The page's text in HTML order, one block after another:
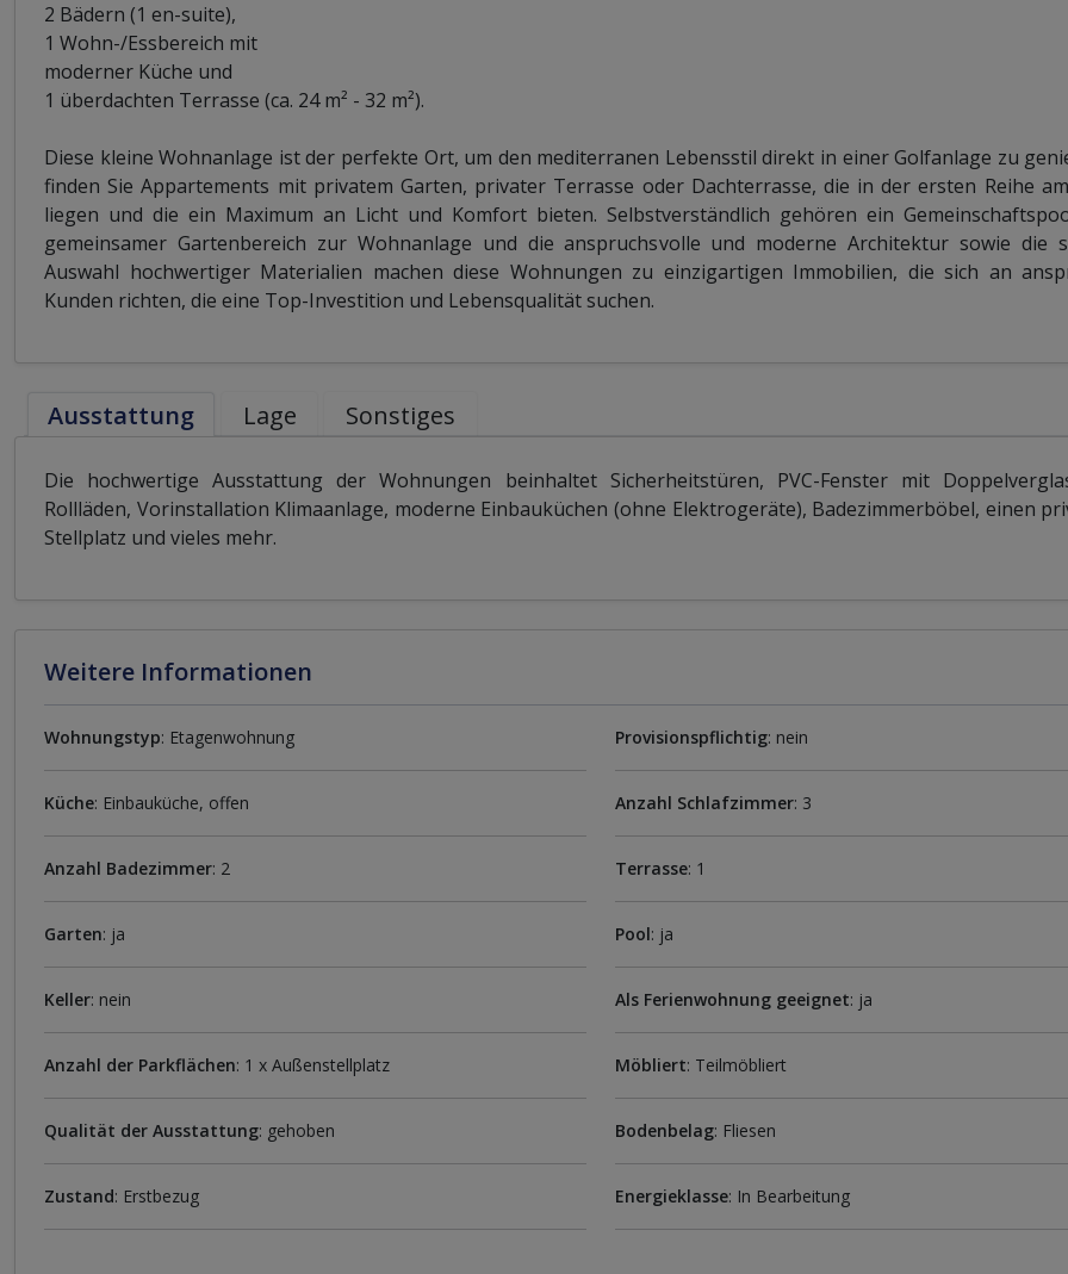
2 Bädern (1 en-suite),
1 Wohn-/Essbereich mit
moderner Küche und
1 überdachten Terrasse (ca. 24 m² - 32 m²).
Diese kleine Wohnanlage ist der perfekte Ort, um den mediterranen Lebensstil direkt in einer Golfanlage zu
finden Sie Appartements mit privatem Garten, privater Terrasse oder Dachterrasse, die in der ersten Reihe
liegen und die ein Maximum an Licht und Komfort bieten. Selbstverständlich gehören ein
gemeinsamer Gartenbereich zur Wohnanlage und die anspruchsvolle und moderne Architektur sowie die
Auswahl hochwertiger Materialien machen diese Wohnungen zu einzigartigen Immobilien, die sich an
Kunden richten, die eine Top-Investition und Lebensqualität suchen.
Ausstattung Lage Sonstiges
Die hochwertige Ausstattung der Wohnungen beinhaltet Sicherheitstüren, PVC-Fenster mit
Rollläden, Vorinstallation Klimaanlage, moderne Einbauküchen (ohne Elektrogeräte), Badezimmerböbel, einen
Stellplatz und vieles mehr.
Weitere Informationen
Wohnungstyp: Etagenwohnung Provisionspflichtig: nein
Küche: Einbauküche, offen Anzahl Schlafzimmer: 3
Anzahl Badezimmer: 2 Terrasse: 1
Garten: ja Pool: ja
Keller: nein Als Ferienwohnung geeignet: ja
Anzahl der Parkflächen: 1 x Außenstellplatz Möbliert: Teilmöbliert
Qualität der Ausstattung: gehoben Bodenbelag: Fliesen
Zustand: Erstbezug Energieklasse: In Bearbeitung